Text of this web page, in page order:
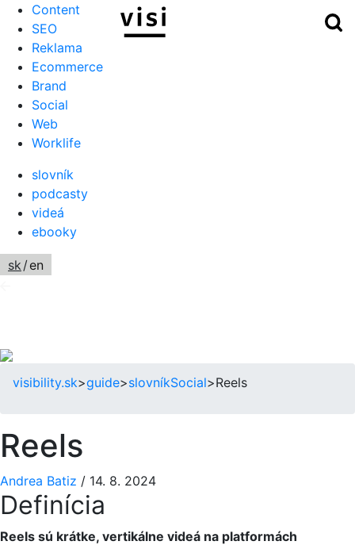
Menu
Content
SEO
Reklama
Ecommerce
Brand
Social
Web
Worklife
slovník
podcasty
videá
ebooky
sk/en
visibility.sk>guide>slovníkSocial>Reels
Reels
Andrea Batiz / 14. 8. 2024
Definícia
Reels sú krátke, vertikálne videá na platformách